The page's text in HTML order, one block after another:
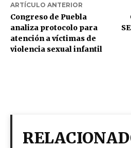
ARTÍCULO ANTERIOR
Congreso de Puebla
analiza protocolo para
atención a víctimas de
violencia sexual infantil